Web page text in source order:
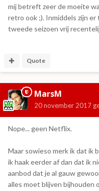
mij betreft zeer de moeite
retro ook ;). Inmiddels zijn
tweede seizoen vrij
Quote
MarsM
20 november 2017
Nope... geen Netflix.
Maar sowieso merk ik dat ik
ik haak eerder af dan dat ik
aanbod dat je al gauw
alles moet blijven bijhouden